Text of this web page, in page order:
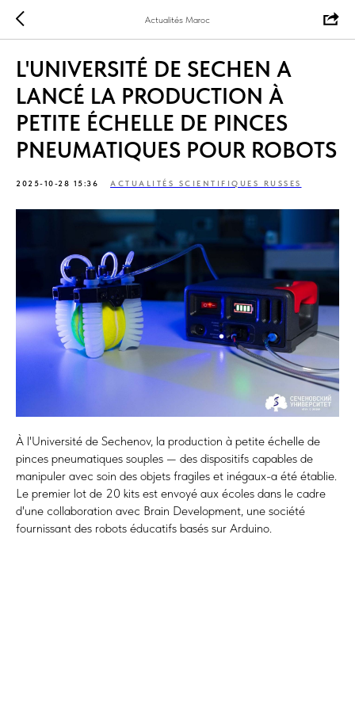
Actualités Maroc
L'UNIVERSITÉ DE SECHEN A
LANCÉ LA PRODUCTION À
PETITE ÉCHELLE DE PINCES
PNEUMATIQUES POUR ROBOTS
2025-10-28 15:36 ACTUALITÉS SCIENTIFIQUES RUSSES
À l'Université de Sechenov, la production à petite échelle de
pinces pneumatiques souples — des dispositifs capables de
manipuler avec soin des objets fragiles et inégaux-a été établie.
Le premier lot de 20 kits est envoyé aux écoles dans le cadre
d'une collaboration avec Brain Development, une société
fournissant des robots éducatifs basés sur Arduino.